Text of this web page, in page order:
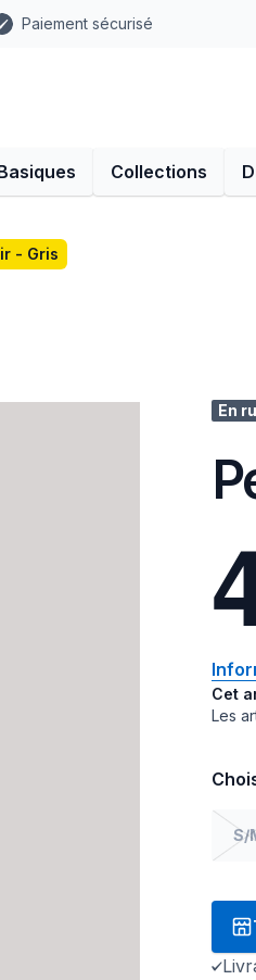
Paiement sécurisé
Collections
- Gris
En
Cet
Les
S/